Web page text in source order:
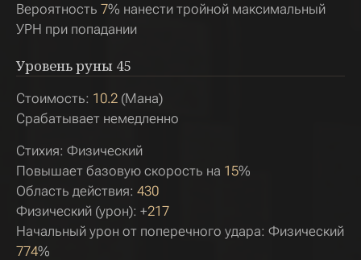
Вероятность 7% нанести тройной максимальный
УРН при попадании
Уровень руны 45
Стоимость: 10.2 (Мана)
Срабатывает немедленно
Стихия: Физический
Повышает базовую скорость на 15%
Область действия: 430
Физический (урон): +217
Начальный урон от поперечного удара: Физический
774%